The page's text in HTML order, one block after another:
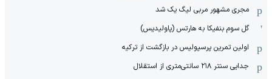
مجری مشهور مربی لیگ یک شد
گل سوم بنفیکا به هارتس (پاولیدیس)
اولین تمرین پرسپولیس در بازگشت از ترکیه
جدایی سنتر ۲۱۸ سانتی‌متری از استقلال